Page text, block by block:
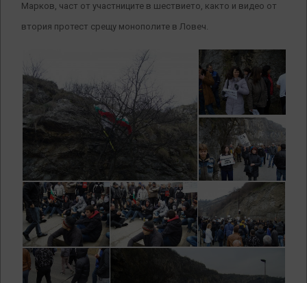
Марков, част от участниците в шествието, както и видео от
втория протест срещу монополите в Ловеч.